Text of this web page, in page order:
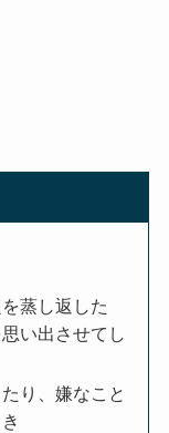
蒸し返した
い出させてし
り、嫌なこと